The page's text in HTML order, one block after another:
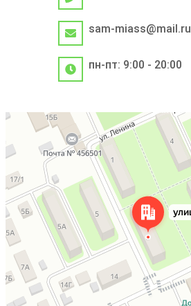
sam-miass@mail.ru
пн-пт: 9:00 - 20:00